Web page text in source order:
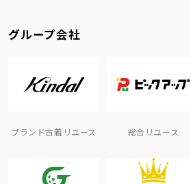
グループ会社
ブランド古着リユース 総合リユース